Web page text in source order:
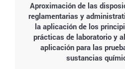
Aproximación de las
reglamentarias y
la aplicación de los
prácticas de laboratorio y
aplicación para las
sustancias